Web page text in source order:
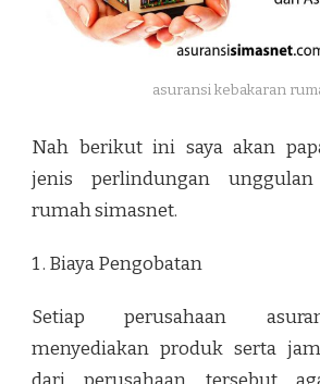
asuransi kebakaran
Nah berikut ini saya akan
jenis perlindungan
rumah simasnet.
1 . Biaya Pengobatan
Setiap perusahaan
menyediakan produk serta